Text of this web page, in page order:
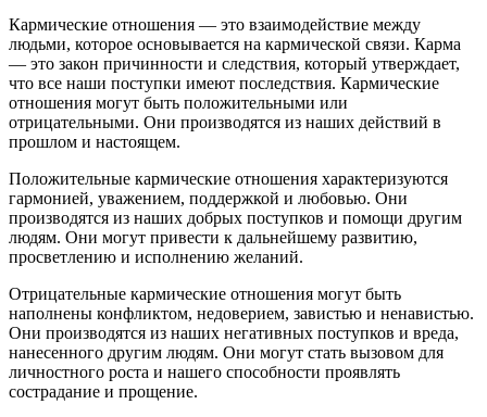
Кармические отношения — это взаимодействие между
людьми, которое основывается на кармической связи. Карма
— это закон причинности и следствия, который утверждает,
что все наши поступки имеют последствия. Кармические
отношения могут быть положительными или
отрицательными. Они производятся из наших действий в
прошлом и настоящем.
Положительные кармические отношения характеризуются
гармонией, уважением, поддержкой и любовью. Они
производятся из наших добрых поступков и помощи другим
людям. Они могут привести к дальнейшему развитию,
просветлению и исполнению желаний.
Отрицательные кармические отношения могут быть
наполнены конфликтом, недоверием, завистью и ненавистью.
Они производятся из наших негативных поступков и вреда,
нанесенного другим людям. Они могут стать вызовом для
личностного роста и нашего способности проявлять
сострадание и прощение.